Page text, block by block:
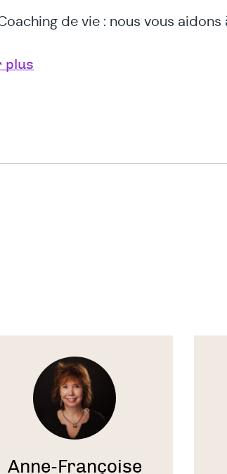
de vie : nous vous
d'entreprise : nous aidons
Transition
(re)définition d’un projet
soutien individuel pour les cadres
plus
Anne-Françoise
Voir